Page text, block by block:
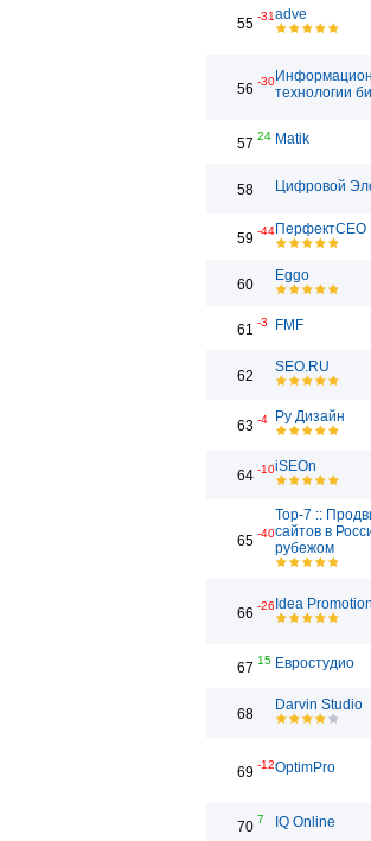
55 -31adve
56 -30
технологии
57 24 Matik
58 Цифровой
59 -44ПерфектСЕО
60
Eggo
61 -3 FMF
62
SEO.RU
63 -4 Ру Дизайн
64 -10iSEOn
65 -40
Top-7 ::
сайтов в
рубежом
66 -26 Idea
67 15 Евростудио
68
Darvin Studio
69 -12OptimPro
70 7 IQ Online